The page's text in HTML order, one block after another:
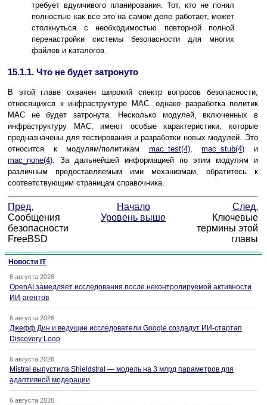
требует вдумчивого планирования. Тот, кто не понял
полностью как все это на самом деле работает, может
столкнуться с необходимостью повторной полной
перенастройки системы безопасности для многих
файлов и каталогов.
15.1.1. Что не будет затронуто
В этой главе охвачен широкий спектр вопросов безопасности,
относящихся к инфраструктуре
MAC. однако разработка политик
MAC не будет затронута. Несколько модулей, включенных в
инфраструктуру
MAC, имеют особые характеристики, которые
предназначены для тестирования и разработки новых модулей. Это
относится к модулям/политикам mac_test(4),mac_stub(4) и
mac_none(4). За дальнейшей информацией по этим модулям и
различным предоставляемым ими механизмам, обратитесь к
соответствующим страницам справочника.
Пред. Начало
След.
Сообщения
безопасности
FreeBSD
Уровень выше
Ключевые
термины этой
главы
Новости IT
6 августа 2026
OpenAI замедляет исследования после неконтролируемой активности
ИИ-агентов
6 августа 2026
Джефф Дин и ведущие исследователи Google создадут ИИ-стартап
Discovery Loop
6 августа 2026
Mistral выпустила Shieldstral — модель на 3 млрд параметров для
адаптивной модерации
6 августа 2026